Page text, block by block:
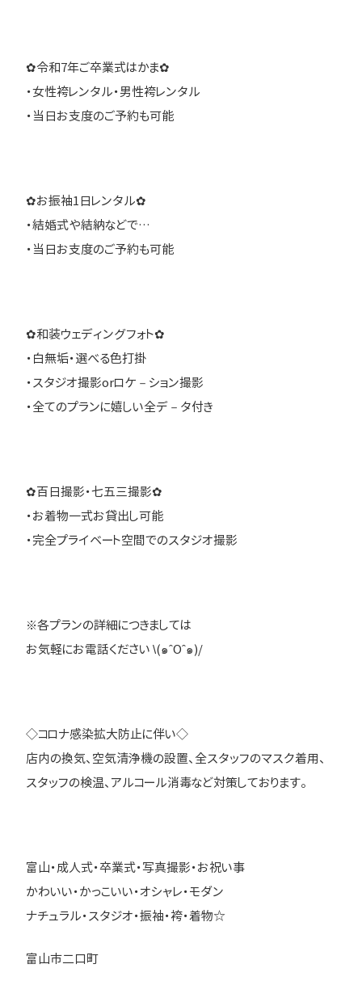
✿令和7年ご卒業式はかま✿
・女性袴レンタル・男性袴レンタル
・当日お支度のご予約も可能
✿お振袖1日レンタル✿
・結婚式や結納などで…
・当日お支度のご予約も可能
✿和装ウェディングフォト✿
・白無垢・選べる色打掛
・スタジオ撮影orロケ－ション撮影
・全てのプランに嬉しい全デ－タ付き
✿百日撮影・七五三撮影✿
・お着物一式お貸出し可能
・完全プライベート空間でのスタジオ撮影
※各プランの詳細につきましては
お気軽にお電話ください \(๑ˆOˆ๑)/
◇コロナ感染拡大防止に伴い◇
店内の換気、空気清浄機の設置、全スタッフのマスク着用、
スタッフの検温、アルコール消毒など対策しております。
富山・成人式・卒業式・写真撮影・お祝い事
かわいい・かっこいい・オシャレ・モダン
ナチュラル・スタジオ・振袖・袴・着物☆
富山市二口町